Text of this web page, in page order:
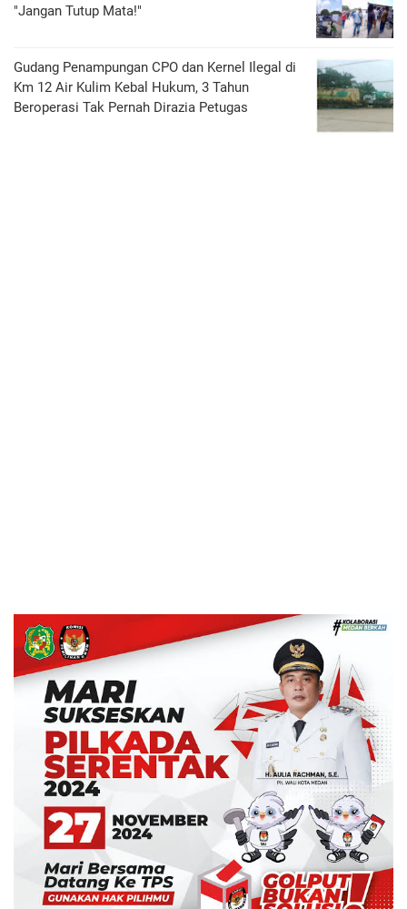
"Jangan Tutup Mata!"
Gudang Penampungan CPO dan Kernel Ilegal di
Km 12 Air Kulim Kebal Hukum, 3 Tahun
Beroperasi Tak Pernah Dirazia Petugas